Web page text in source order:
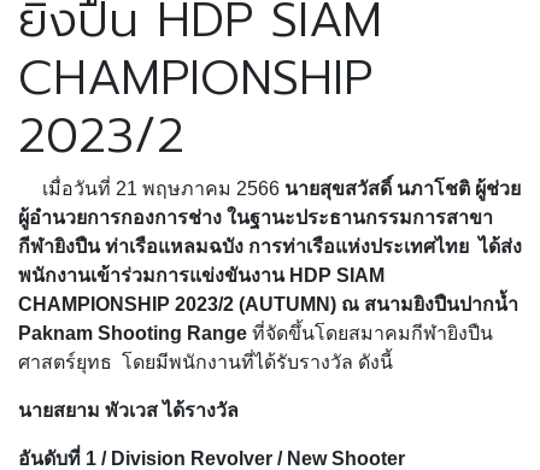
ยิงปืน HDP SIAM
CHAMPIONSHIP
2023/2
เมื่อวันที่ 21 พฤษภาคม 2566 นายสุขสวัสดิ์ นภาโชติ ผู้ช่วย
ผู้อำนวยการกองการช่าง ในฐานะประธานกรรมการสาขา
กีฬายิงปืน ท่าเรือแหลมฉบัง การท่าเรือแห่งประเทศไทย ได้ส่ง
พนักงานเข้าร่วมการแข่งขันงาน HDP SIAM
CHAMPIONSHIP 2023/2 (AUTUMN) ณ สนามยิงปืนปากน้ำ
Paknam Shooting Range ที่จัดขึ้นโดยสมาคมกีฬายิงปืน
ศาสตร์ยุทธ โดยมีพนักงานที่ได้รับรางวัล ดังนี้
นายสยาม พัวเวส ได้รางวัล
อันดับที่ 1 / Division Revolver / New Shooter